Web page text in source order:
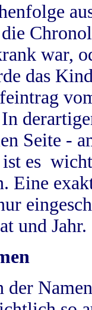
war,
das
Seite -
es
Eine
und Jahr.
der